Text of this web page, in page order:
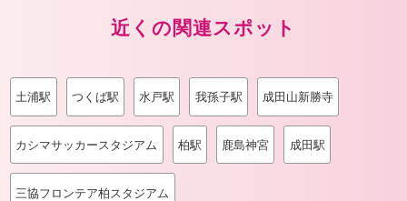
近くの関連スポット
土浦駅 つくば駅 水戸駅 我孫子駅 成田山新勝寺
カシマサッカースタジアム 柏駅 鹿島神宮 成田駅
三協フロンテア柏スタジアム